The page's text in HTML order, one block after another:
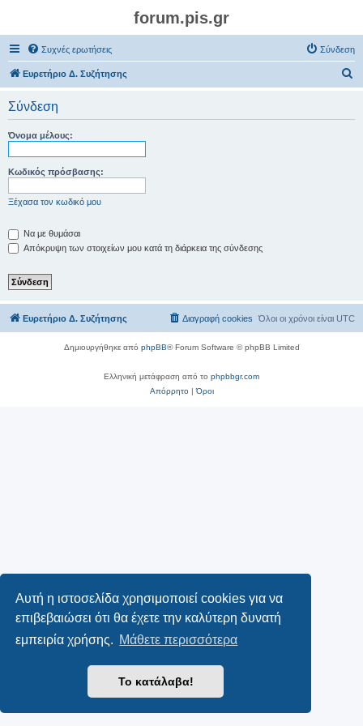
Αυτή η ιστοσελίδα χρησιμοποιεί cookies για να
επιβεβαιώσει ότι θα έχετε την καλύτερη δυνατή
εμπειρία χρήσης. Μάθετε περισσότερα
Το κατάλαβα!
forum.pis.gr
Συχνές ερωτήσεις Σύνδεση
Ευρετήριο Δ. Συζήτησης
Σύνδεση
Όνομα μέλους:
Κωδικός πρόσβασης:
Ξέχασα τον κωδικό μου
Να με θυμάσαι
Απόκρυψη των στοιχείων μου κατά τη διάρκεια της σύνδεσης
Ευρετήριο Δ. Συζήτησης Όλοι οι χρόνοι είναι UTC
Διαγραφή cookies
Δημιουργήθηκε από phpBB® Forum Software © phpBB Limited
Ελληνική μετάφραση από το phpbbgr.com
Απόρρητο|Όροι